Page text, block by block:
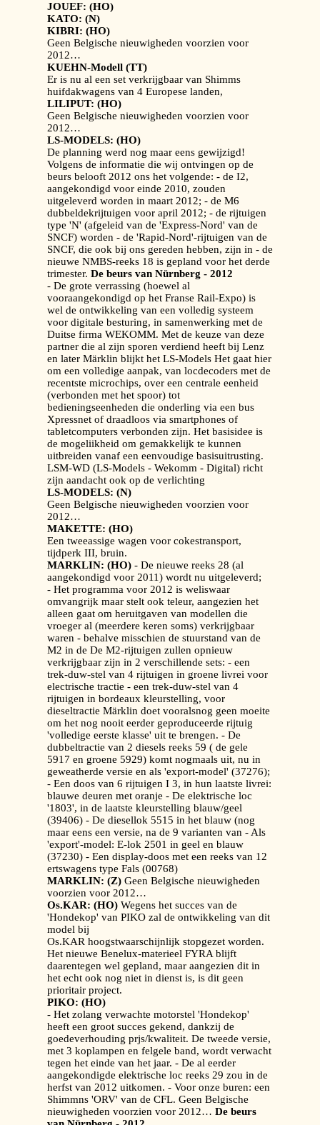
JOUEF: (HO)
KATO: (N)
KIBRI: (HO)
Geen Belgische nieuwigheden voorzien voor
2012…
KUEHN-Modell (TT)
Er is nu al een set verkrijgbaar van Shimms
huifdakwagens van 4 Europese landen,
LILIPUT: (HO)
Geen Belgische nieuwigheden voorzien voor
2012…
LS-MODELS: (HO)
De planning werd nog maar eens gewijzigd!
Volgens de informatie die wij ontvingen op de
beurs belooft 2012 ons het volgende: - de I2,
aangekondigd voor einde 2010, zouden
uitgeleverd worden in maart 2012; - de M6
dubbeldekrijtuigen voor april 2012; - de rijtuigen
type 'N' (afgeleid van de 'Express-Nord' van de
SNCF) worden - de 'Rapid-Nord'-rijtuigen van de
SNCF, die ook bij ons gereden hebben, zijn in - de
nieuwe NMBS-reeks 18 is gepland voor het derde
trimester. De beurs van Nürnberg - 2012
- De grote verrassing (hoewel al
vooraangekondigd op het Franse Rail-Expo) is
wel de ontwikkeling van een volledig systeem
voor digitale besturing, in samenwerking met de
Duitse firma WEKOMM. Met de keuze van deze
partner die al zijn sporen verdiend heeft bij Lenz
en later Märklin blijkt het LS-Models Het gaat hier
om een volledige aanpak, van locdecoders met de
recentste microchips, over een centrale eenheid
(verbonden met het spoor) tot
bedieningseenheden die onderling via een bus
Xpressnet of draadloos via smartphones of
tabletcomputers verbonden zijn. Het basisidee is
de mogeliikheid om gemakkelijk te kunnen
uitbreiden vanaf een eenvoudige basisuitrusting.
LSM-WD (LS-Models - Wekomm - Digital) richt
zijn aandacht ook op de verlichting
LS-MODELS: (N)
Geen Belgische nieuwigheden voorzien voor
2012…
MAKETTE: (HO)
Een tweeassige wagen voor cokestransport,
tijdperk III, bruin.
MARKLIN: (HO) - De nieuwe reeks 28 (al
aangekondigd voor 2011) wordt nu uitgeleverd;
- Het programma voor 2012 is weliswaar
omvangrijk maar stelt ook teleur, aangezien het
alleen gaat om heruitgaven van modellen die
vroeger al (meerdere keren soms) verkrijgbaar
waren - behalve misschien de stuurstand van de
M2 in de De M2-rijtuigen zullen opnieuw
verkrijgbaar zijn in 2 verschillende sets: - een
trek-duw-stel van 4 rijtuigen in groene livrei voor
electrische tractie - een trek-duw-stel van 4
rijtuigen in bordeaux kleurstelling, voor
dieseltractie Märklin doet vooralsnog geen moeite
om het nog nooit eerder geproduceerde rijtuig
'volledige eerste klasse' uit te brengen. - De
dubbeltractie van 2 diesels reeks 59 ( de gele
5917 en groene 5929) komt nogmaals uit, nu in
geweatherde versie en als 'export-model' (37276);
- Een doos van 6 rijtuigen I 3, in hun laatste livrei:
blauwe deuren met oranje - De elektrische loc
'1803', in de laatste kleurstelling blauw/geel
(39406) - De diesellok 5515 in het blauw (nog
maar eens een versie, na de 9 varianten van - Als
'export'-model: E-lok 2501 in geel en blauw
(37230) - Een display-doos met een reeks van 12
ertswagens type Fals (00768)
MARKLIN: (Z) Geen Belgische nieuwigheden
voorzien voor 2012…
Os.KAR: (HO) Wegens het succes van de
'Hondekop' van PIKO zal de ontwikkeling van dit
model bij
Os.KAR hoogstwaarschijnlijk stopgezet worden.
Het nieuwe Benelux-materieel FYRA blijft
daarentegen wel gepland, maar aangezien dit in
het echt ook nog niet in dienst is, is dit geen
prioritair project.
PIKO: (HO)
- Het zolang verwachte motorstel 'Hondekop'
heeft een groot succes gekend, dankzij de
goedeverhouding prjs/kwaliteit. De tweede versie,
met 3 koplampen en felgele band, wordt verwacht
tegen het einde van het jaar. - De al eerder
aangekondigde elektrische loc reeks 29 zou in de
herfst van 2012 uitkomen. - Voor onze buren: een
Shimmns 'ORV' van de CFL. Geen Belgische
nieuwigheden voorzien voor 2012… De beurs